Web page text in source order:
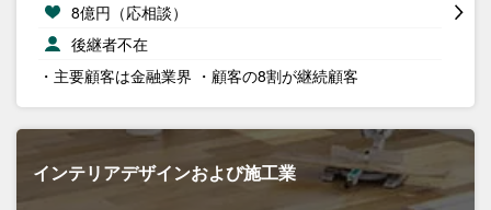
8億円（応相談）
後継者不在
・主要顧客は金融業界 ・顧客の8割が継続顧客
インテリアデザインおよび施工業